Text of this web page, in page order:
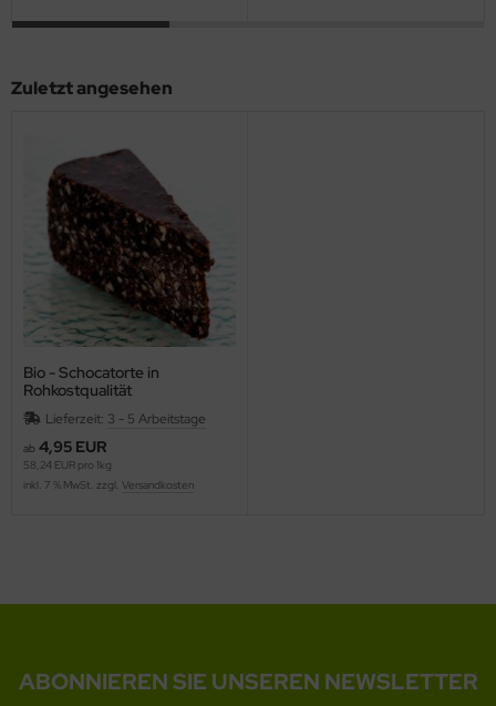
Zuletzt angesehen
Bio - Schocatorte in
Rohkostqualität
Lieferzeit: 3 - 5 Arbeitstage
ab 4,95 EUR
58,24 EUR pro 1kg
inkl. 7 % MwSt. zzgl. Versandkosten
ABONNIEREN SIE UNSEREN NEWSLETTER